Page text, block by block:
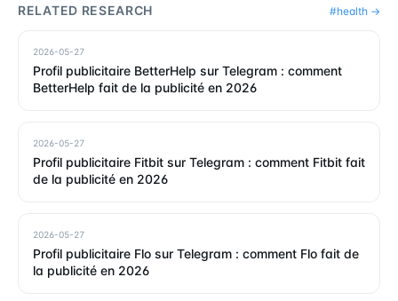
RELATED RESEARCH #health →
2026-05-27
Profil publicitaire BetterHelp sur Telegram : comment
BetterHelp fait de la publicité en 2026
2026-05-27
Profil publicitaire Fitbit sur Telegram : comment Fitbit fait
de la publicité en 2026
2026-05-27
Profil publicitaire Flo sur Telegram : comment Flo fait de
la publicité en 2026